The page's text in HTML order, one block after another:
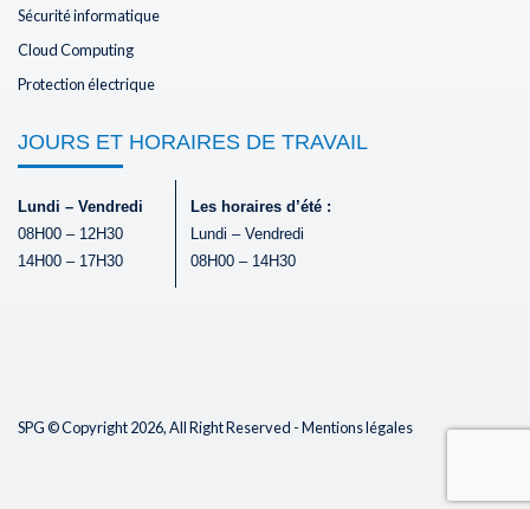
Sécurité informatique
Cloud Computing
Protection électrique
JOURS ET HORAIRES DE TRAVAIL
Lundi – Vendredi
08H00 – 12H30
14H00 – 17H30
Les horaires d’été :
Lundi – Vendredi
08H00 – 14H30
SPG © Copyright 2026, All Right Reserved -Mentions légales